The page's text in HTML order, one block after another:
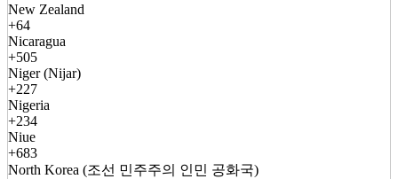
New Zealand
+64
Nicaragua
+505
Niger (Nijar)
+227
Nigeria
+234
Niue
+683
North Korea (조선 민주주의 인민 공화국)